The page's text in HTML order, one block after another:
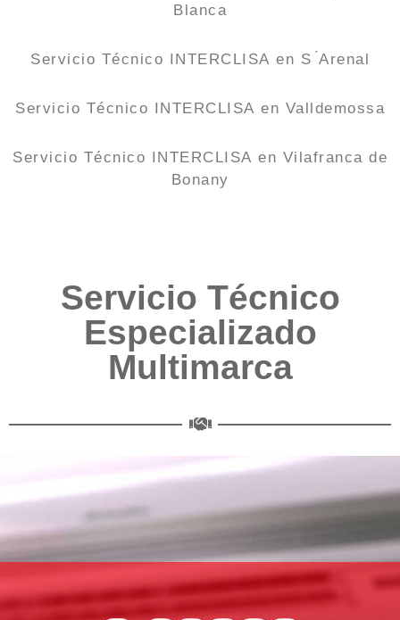
Blanca
Servicio Técnico INTERCLISA en S ́Arenal
Servicio Técnico INTERCLISA en Valldemossa
Servicio Técnico INTERCLISA en Vilafranca de
Bonany
Servicio Técnico
Especializado
Multimarca